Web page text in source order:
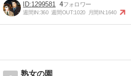
1299581 4
週間IN:360 週間OUT:1020 月間IN:1640
熟女の園